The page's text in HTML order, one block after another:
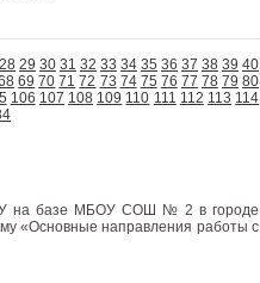
28 29 30 31 32 33 34 35 36 37 38 39 40
69 70 71 72 73 74 75 76 77 78 79 80
106 107 108 109 110 111 112 113 114
на базе МБОУ СОШ № 2 в городе
«Основные направления работы с